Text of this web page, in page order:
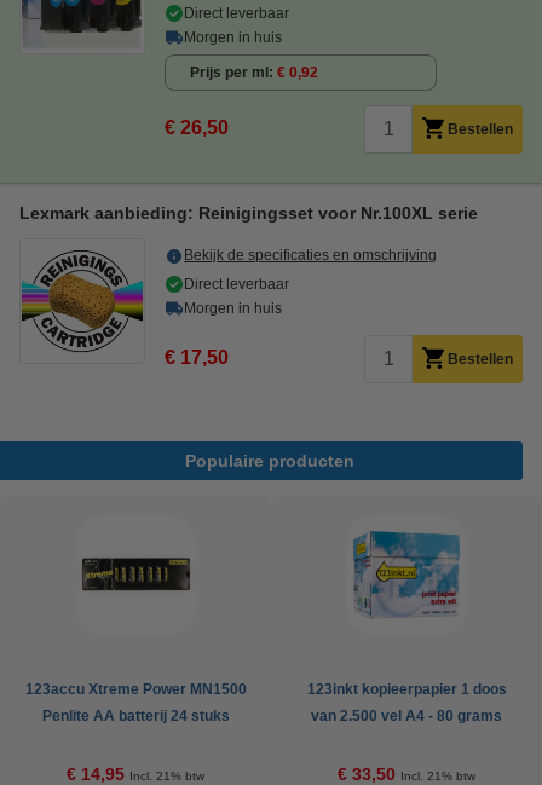
Direct leverbaar
Morgen in huis
Prijs per ml € 0,92
€ 26,50 Bestellen
Lexmark aanbieding: Reinigingsset voor Nr.100XL serie
Bekijk de specificaties en omschrijving
Direct leverbaar
Morgen in huis
€ 17,50 Bestellen
Populaire producten
123accu Xtreme Power MN1500
Penlite AA batterij 24 stuks
€ 14,95 Incl. 21% btw
123inkt kopieerpapier 1 doos
van 2.500 vel A4 - 80 grams
€ 33,50 Incl. 21% btw